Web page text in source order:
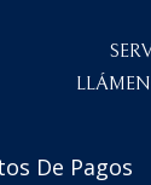
De Pagos